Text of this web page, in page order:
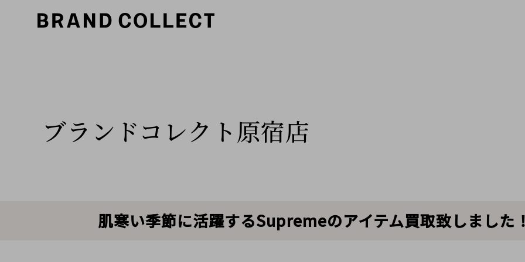
ブランドコレクト原宿店
肌寒い季節に活躍するSupremeのアイテム買取致しました